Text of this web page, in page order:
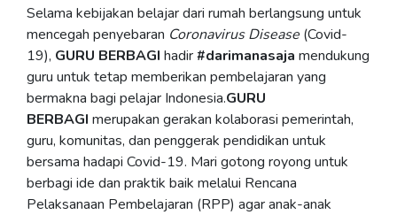
Selama kebijakan belajar dari rumah berlangsung untuk
mencegah penyebaran Coronavirus Disease (Covid-
19), GURU BERBAGI hadir#darimanasaja mendukung
guru untuk tetap memberikan pembelajaran yang
bermakna bagi pelajar Indonesia.GURU
BERBAGI merupakan gerakan kolaborasi pemerintah,
guru, komunitas, dan penggerak pendidikan untuk
bersama hadapi Covid-19. Mari gotong royong untuk
berbagi ide dan praktik baik melalui Rencana
Pelaksanaan Pembelajaran (RPP) agar anak-anak